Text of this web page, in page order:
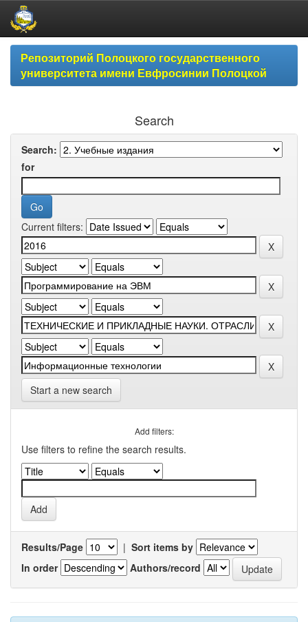
Skip
navigationРепозиторий Полоцкого государственного
университета имени Евфросинии Полоцкой
Search
Search:
for
Current filters:
Start a new search
Add filters:
Use filters to refine the search results.
Results/Page | Sort items by
In order
Authors/record